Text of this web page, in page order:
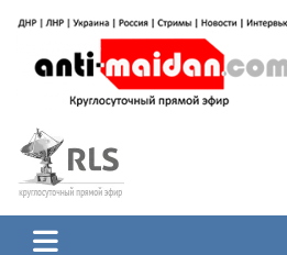
содержимому
Антимайдан:
на Украине
гражданской войне на Украине,
ЛНР и других регионах.